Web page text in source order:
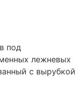
под
лежневых
с вырубкой